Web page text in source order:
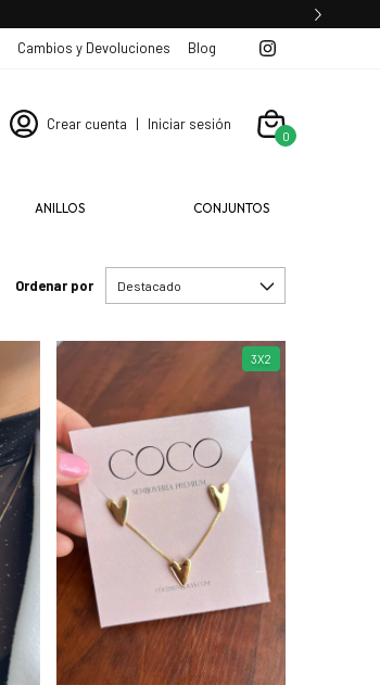
Cambios y Devoluciones Blog
Crear cuenta | Iniciar sesión
0
ANILLOS CONJUNTOS
Ordenar por
3X2